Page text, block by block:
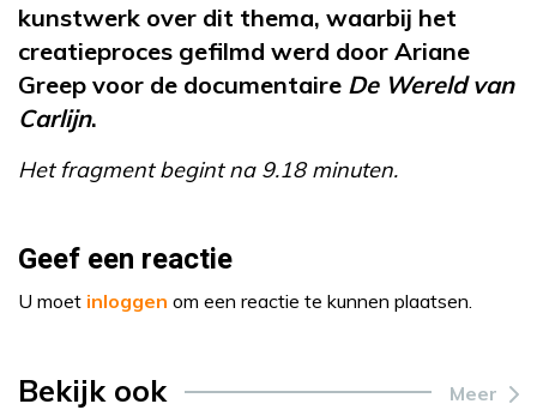
kunstwerk over dit thema, waarbij het
creatieproces gefilmd werd door Ariane
Greep voor de documentaire De Wereld van
Carlijn.
Het fragment begint na 9.18 minuten.
Geef een reactie
U moet inloggen om een reactie te kunnen plaatsen.
Bekijk ook Meer